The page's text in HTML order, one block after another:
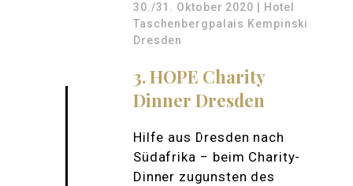
30./31. Oktober 2020 | Hotel
Taschenbergpalais Kempinski
Dresden
3. HOPE Charity
Dinner Dresden
Hilfe aus Dresden nach
Südafrika – beim Charity-
Dinner zugunsten des